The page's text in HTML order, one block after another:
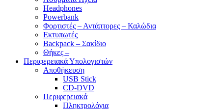
Headphones
Powerbank
Φορτιστές – Αντάπτορες – Καλώδια
Εκτυπωτές
Backpack – Σακίδιο
Θήκες –
Περιφερειακά Υπολογιστών
Αποθήκευση
USB Stick
CD-DVD
Περιφερειακά
Πληκτρολόγια